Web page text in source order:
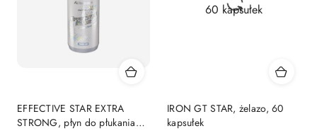
EFFECTIVE STAR EXTRA
STRONG, płyn do płukania
IRON GT STAR, żelazo, 60
kapsułek